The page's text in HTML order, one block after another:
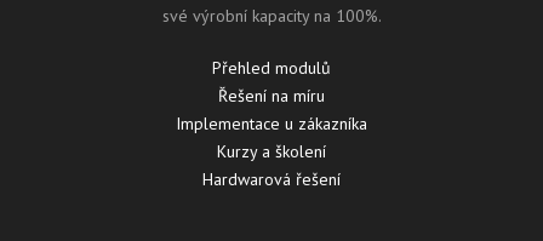
své výrobní kapacity na 100%.
Přehled modulů
Řešení na míru
Implementace u zákazníka
Kurzy a školení
Hardwarová řešení